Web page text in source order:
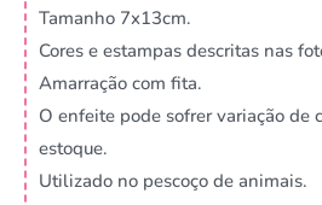
Tamanho 7x13cm.
Cores e estampas descritas nas
Amarração com fita.
O enfeite pode sofrer variação de
estoque.
Utilizado no pescoço de animais.